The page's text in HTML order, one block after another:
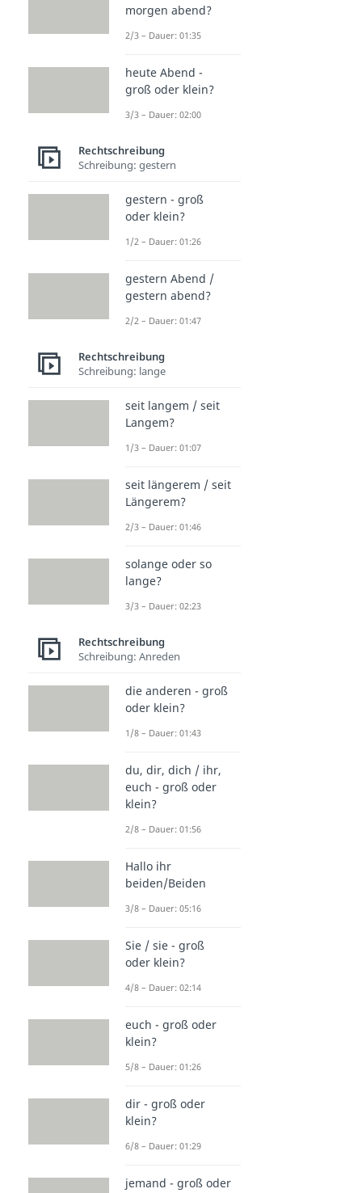
morgen abend?
2/3 – Dauer: 01:35
heute Abend -
groß oder klein?
3/3 – Dauer: 02:00
Rechtschreibung
Schreibung: gestern
gestern - groß
oder klein?
1/2 – Dauer: 01:26
gestern Abend /
gestern abend?
2/2 – Dauer: 01:47
Rechtschreibung
Schreibung: lange
seit langem / seit
Langem?
1/3 – Dauer: 01:07
seit längerem / seit
Längerem?
2/3 – Dauer: 01:46
solange oder so
lange?
3/3 – Dauer: 02:23
Rechtschreibung
Schreibung: Anreden
die anderen - groß
oder klein?
1/8 – Dauer: 01:43
du, dir, dich / ihr,
euch - groß oder
klein?
2/8 – Dauer: 01:56
Hallo ihr
beiden/Beiden
3/8 – Dauer: 05:16
Sie / sie - groß
oder klein?
4/8 – Dauer: 02:14
euch - groß oder
klein?
5/8 – Dauer: 01:26
dir - groß oder
klein?
6/8 – Dauer: 01:29
jemand - groß oder